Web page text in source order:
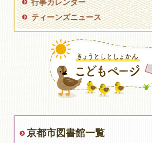
行事カレンダー
ティーンズニュース
京都市図書館一覧